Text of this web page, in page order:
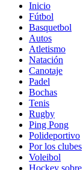
Inicio
Fútbol
Basquetbol
Autos
Atletismo
Natación
Canotaje
Padel
Bochas
Tenis
Rugby
Ping Pong
Polideportivo
Por los clubes
Voleibol
Hockey sobre